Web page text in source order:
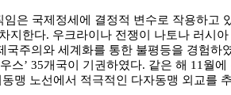
은 국제정세에 결정적 변수로 작용하고
지한다. 우크라이나 전쟁이 나토나 러시
국주의와 세계화를 통한 불평등을 경험
스’ 35개국이 기권하였다. 같은 해 11월
맹 노선에서 적극적인 다자동맹 외교를